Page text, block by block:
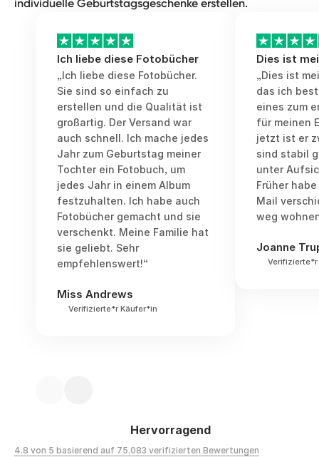
Möglichkeit, diese Person zu feiern und
nachzudenken.
individuelle Geburtstagsgeschenke erstellen.
Ich liebe diese Fotobücher
„Ich liebe diese Fotobücher.
Sie sind so einfach zu
erstellen und die Qualität ist
großartig. Der Versand war
auch schnell. Ich mache jedes
Jahr zum Geburtstag meiner
Tochter ein Fotobuch, um
jedes Jahr in einem Album
festzuhalten. Ich habe auch
Fotobücher gemacht und sie
verschenkt. Meine Familie hat
sie geliebt. Sehr
empfehlenswert!“
Miss Andrews
Verifizierte*r Käufer*in
Dies ist
„Dies ist
das ich
eines zum
für meinen
jetzt ist er
sind stabil
unter
Früher
Mail
weg
Joanne
Hervorragend
4.8 von 5 basierend auf 75,083 verifizierten Bewertungen